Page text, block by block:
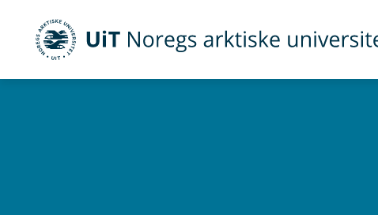
UiT Noregs arktiske universitet